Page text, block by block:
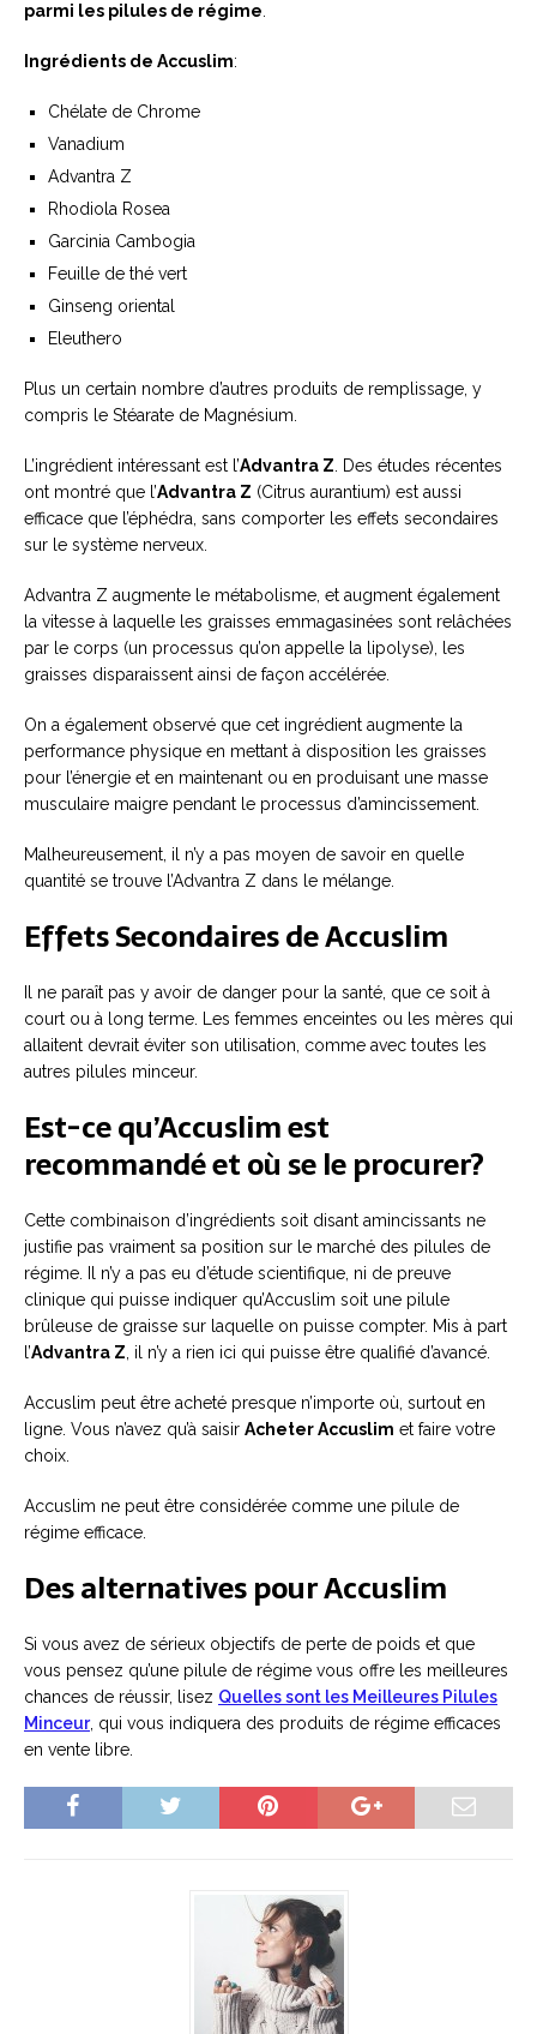
parmi les pilules de régime
Ingrédients de Accuslim:
Chélate de Chrome
Vanadium
Advantra Z
Rhodiola Rosea
Garcinia Cambogia
Feuille de thé vert
Ginseng oriental
Eleuthero
Plus un certain nombre d’autres produits de remplissage, y
compris le Stéarate de Magnésium.
L’ingrédient intéressant est l’Advantra Z . Des études récentes
ont montré que l’Advantra Z (Citrus aurantium) est aussi
efficace que l’éphédra, sans comporter les effets secondaires
sur le système nerveux.
Advantra Z augmente le métabolisme, et augment également
la vitesse à laquelle les graisses emmagasinées sont relâchées
par le corps (un processus qu’on appelle la lipolyse), les
graisses disparaissent ainsi de façon accélérée.
On a également observé que cet ingrédient augmente la
performance physique en mettant à disposition les graisses
pour l’énergie et en maintenant ou en produisant une masse
musculaire maigre pendant le processus d’amincissement.
Malheureusement, il n’y a pas moyen de savoir en quelle
quantité se trouve l’Advantra Z dans le mélange.
Effets Secondaires de Accuslim
Il ne paraît pas y avoir de danger pour la santé, que ce soit à
court ou à long terme. Les femmes enceintes ou les mères qui
allaitent devrait éviter son utilisation, comme avec toutes les
autres pilules minceur.
Est-ce qu’Accuslim est
recommandé et où se le procurer?
Cette combinaison d’ingrédients soit disant amincissants ne
justifie pas vraiment sa position sur le marché des pilules de
régime. Il n’y a pas eu d’étude scientifique, ni de preuve
clinique qui puisse indiquer qu’Accuslim soit une pilule
brûleuse de graisse sur laquelle on puisse compter. Mis à part
l’Advantra Z , il n’y a rien ici qui puisse être qualifié d’avancé.
Accuslim peut être acheté presque n’importe où, surtout en
ligne. Vous n’avez qu’à saisir Acheter Accuslim et faire votre
choix.
Accuslim ne peut être considérée comme une pilule de
régime efficace.
Des alternatives pour Accuslim
Si vous avez de sérieux objectifs de perte de poids et que
vous pensez qu’une pilule de régime vous offre les meilleures
chances de réussir, lisez Quelles sont les Meilleures Pilules
Minceur, qui vous indiquera des produits de régime efficaces
en vente libre.